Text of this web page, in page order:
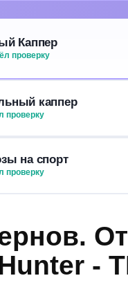
Каппер
проверку
каппер
проверку
на спорт
проверку
-